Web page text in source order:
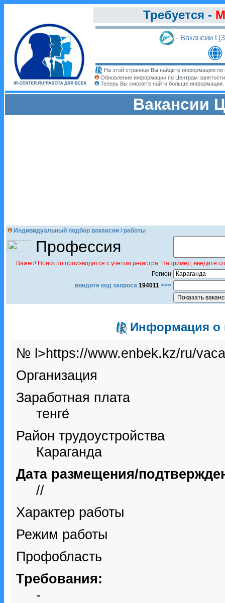
Требуется -
- Вакансии
На этой странице Вы найдете информацию по
Обновление информации по Центрам
Теперь Вы сможете найти больше информации.
Вакансии
Индивидуальный подбор вакансии / работы
Профессия
Важно! Поиск по производится с учетом регистра. Например,
Регион
введите код запроса 194011 >>>
Информация о
№ l>https://www.enbek.kz/ru/
Организация
Заработная плата
тенге́
Район трудоустройства
Караганда
Дата размещения/
//
Характер работы
Режим работы
Профобласть
Требования:
-